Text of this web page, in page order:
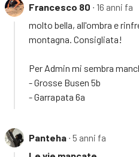
Francesco 80 ∙ 16 anni fa
molto bella, all'ombra e
montagna. Consigliata!
Per Admin mi sembra
- Grosse Busen 5b
- Garrapata 6a
Panteha ∙ 5 anni fa